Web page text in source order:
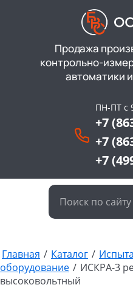
Продажа
контрольно-
автоматики
ПН-ПТ с
+7
+7
+7
Главная / Каталог /
оборудование / ИСКРА-3
высоковольтный